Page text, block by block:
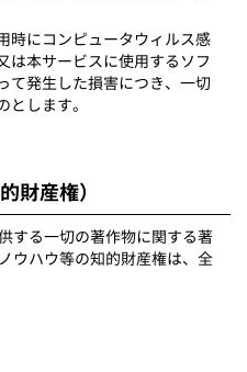
時にコンピュータウィルス感
は本サービスに使用するソフ
て発生した損害につき、一切
とします。
財産権）
する一切の著作物に関する著
ウハウ等の知的財産権は、全